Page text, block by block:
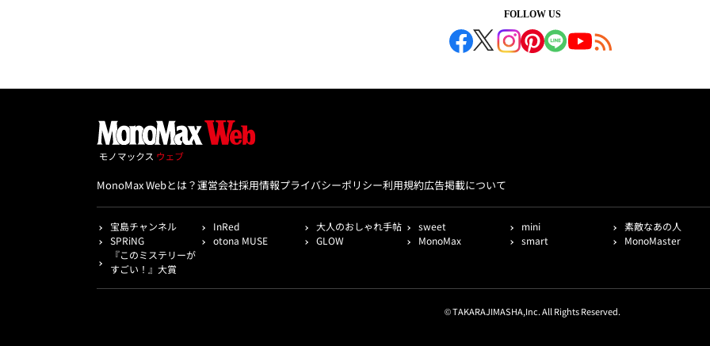
FOLLOW US
MonoMax Webとは？運営会社採用情報プライバシーポリシー利用規約広告掲載について
宝島チャンネル InRed 大人のおしゃれ手帖 sweet mini
素敵なあの人
SPRiNG
otona MUSE GLOW MonoMax smart
MonoMaster
『このミステリーが
すごい！』大賞
© TAKARAJIMASHA,Inc. All Rights Reserved.